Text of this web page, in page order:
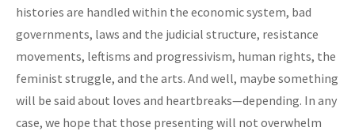
histories are handled within the economic system, bad
governments, laws and the judicial structure, resistance
movements, leftisms and progressivism, human rights, the
feminist struggle, and the arts. And well, maybe something
will be said about loves and heartbreaks—depending. In any
case, we hope that those presenting will not overwhelm